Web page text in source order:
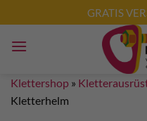
Inhalt
springen
GRATIS
Klettershop »
Kletterhelm